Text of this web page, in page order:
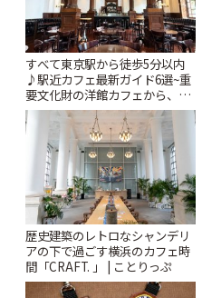
すべて東京駅から徒歩5分以内
♪駅近カフェ最新ガイド6選~重
要文化財の洋館カフェから、改
札すぐのレトロ喫茶まで~ | こと
りっぷ
歴史建築のレトロなシャンデリ
アの下で過ごす横浜のカフェ時
間「CRAFT. 」 | ことりっぷ